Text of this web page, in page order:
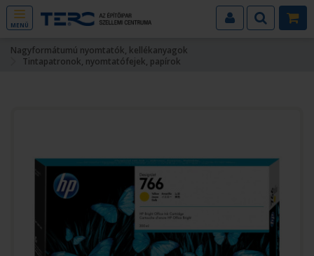
MENÜ
Nagyformátumú nyomtatók, kellékanyagok
Tintapatronok, nyomtatófejek, papírok